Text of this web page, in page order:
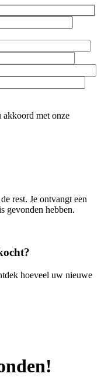
akkoord met onze
rest. Je ontvangt een
gevonden hebben.
hoeveel uw nieuwe